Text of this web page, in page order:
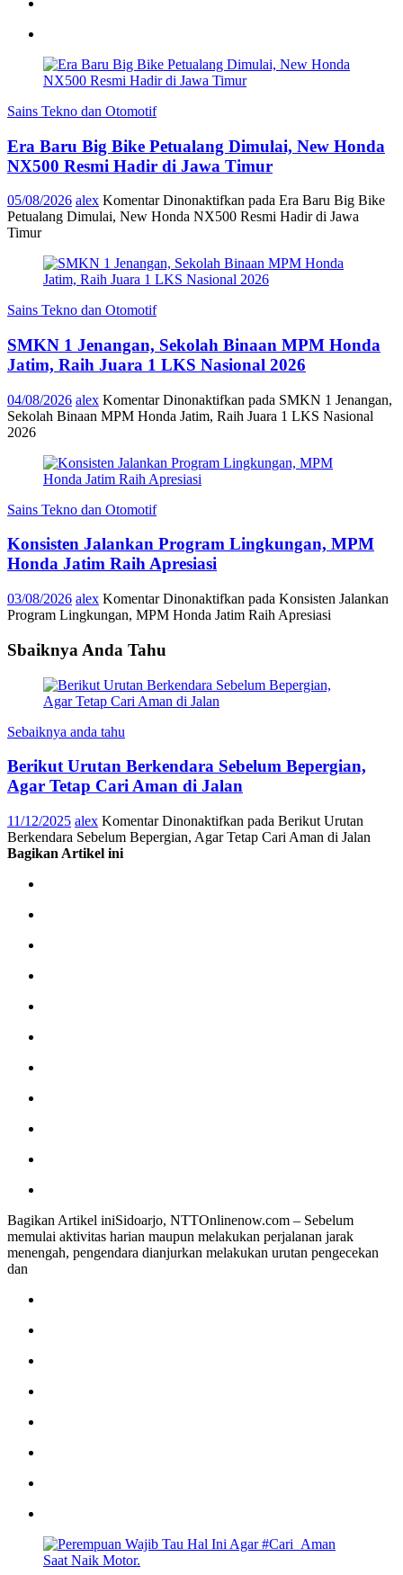
Sains Tekno dan Otomotif
Era Baru Big Bike Petualang Dimulai, New Honda
NX500 Resmi Hadir di Jawa Timur
05/08/2026 alex Komentar Dinonaktifkan pada Era Baru Big Bike
Petualang Dimulai, New Honda NX500 Resmi Hadir di Jawa
Timur
Sains Tekno dan Otomotif
SMKN 1 Jenangan, Sekolah Binaan MPM Honda
Jatim, Raih Juara 1 LKS Nasional 2026
04/08/2026 alex Komentar Dinonaktifkan pada SMKN 1 Jenangan,
Sekolah Binaan MPM Honda Jatim, Raih Juara 1 LKS Nasional
2026
Sains Tekno dan Otomotif
Konsisten Jalankan Program Lingkungan, MPM
Honda Jatim Raih Apresiasi
03/08/2026 alex Komentar Dinonaktifkan pada Konsisten Jalankan
Program Lingkungan, MPM Honda Jatim Raih Apresiasi
Sbaiknya Anda Tahu
Sebaiknya anda tahu
Berikut Urutan Berkendara Sebelum Bepergian,
Agar Tetap Cari Aman di Jalan
11/12/2025 alex Komentar Dinonaktifkan pada Berikut Urutan
Berkendara Sebelum Bepergian, Agar Tetap Cari Aman di Jalan
Bagikan Artikel ini
Bagikan Artikel iniSidoarjo, NTTOnlinenow.com – Sebelum
memulai aktivitas harian maupun melakukan perjalanan jarak
menengah, pengendara dianjurkan melakukan urutan pengecekan
dan